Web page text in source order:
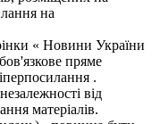
на
« Новини України
пряме
.
від
матеріалів.